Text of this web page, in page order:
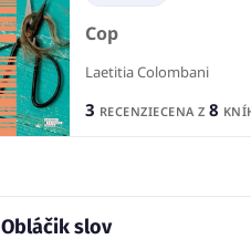
Cop
Laetitia Colombani
3 RECENZIECENA Z 8
Obláčik slov